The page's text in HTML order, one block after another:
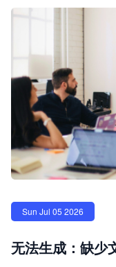
Sun Jul 05 2026
无法生成：缺少